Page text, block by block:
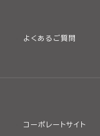
よくあるご質問
コーポレートサイト